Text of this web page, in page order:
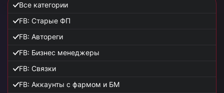
Все категории
FB: Старые ФП
FB: Автореги
FB: Бизнес менеджеры
FB: Связки
FB: Аккаунты с фармом и БМ